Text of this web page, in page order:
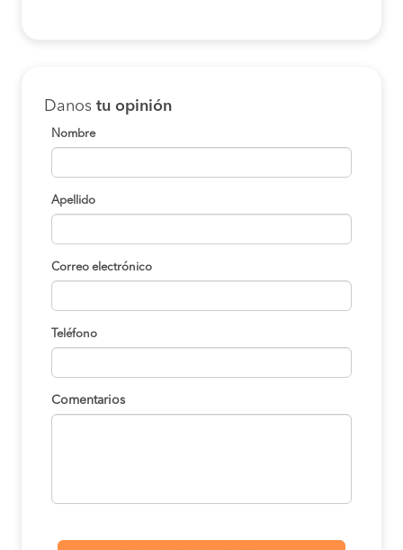
Danos tu opinión
Nombre
Apellido
Correo electrónico
Teléfono
Comentarios